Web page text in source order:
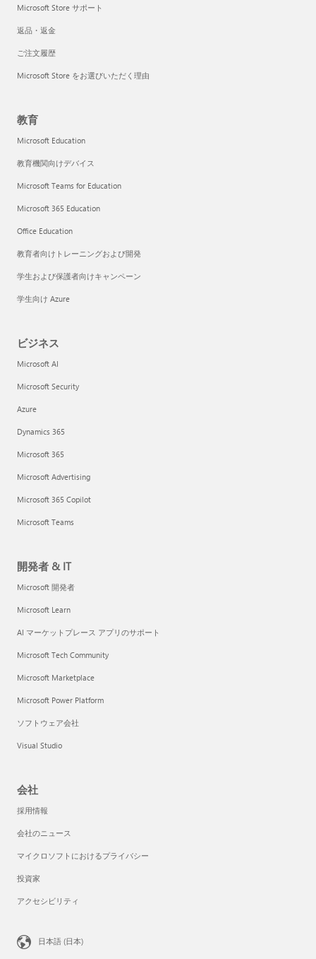
Microsoft Store サポート
返品・返金
ご注文履歴
Microsoft Store をお選びいただく理由
教育
Microsoft Education
教育機関向けデバイス
Microsoft Teams for Education
Microsoft 365 Education
Office Education
教育者向けトレーニングおよび開発
学生および保護者向けキャンペーン
学生向け Azure
ビジネス
Microsoft AI
Microsoft Security
Azure
Dynamics 365
Microsoft 365
Microsoft Advertising
Microsoft 365 Copilot
Microsoft Teams
開発者 & IT
Microsoft 開発者
Microsoft Learn
AI マーケットプレース アプリのサポート
Microsoft Tech Community
Microsoft Marketplace
Microsoft Power Platform
ソフトウェア会社
Visual Studio
会社
採用情報
会社のニュース
マイクロソフトにおけるプライバシー
投資家
アクセシビリティ
日本語 (日本)